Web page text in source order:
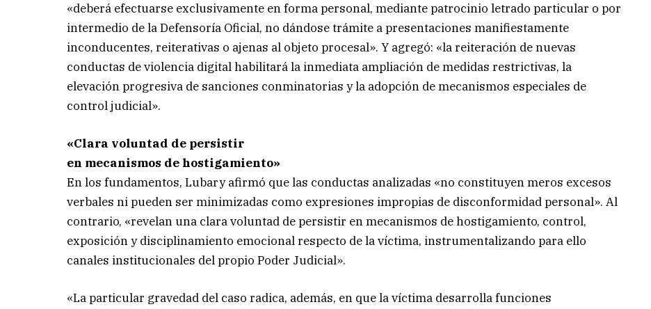
«deberá efectuarse exclusivamente en forma personal, mediante patrocinio letrado particular o por
intermedio de la Defensoría Oficial, no dándose trámite a presentaciones manifiestamente
inconducentes, reiterativas o ajenas al objeto procesal». Y agregó: «la reiteración de nuevas
conductas de violencia digital habilitará la inmediata ampliación de medidas restrictivas, la
elevación progresiva de sanciones conminatorias y la adopción de mecanismos especiales de
control judicial».
«Clara voluntad de persistir
en mecanismos de hostigamiento»
En los fundamentos, Lubary afirmó que las conductas analizadas «no constituyen meros excesos
verbales ni pueden ser minimizadas como expresiones impropias de disconformidad personal». Al
contrario, «revelan una clara voluntad de persistir en mecanismos de hostigamiento, control,
exposición y disciplinamiento emocional respecto de la víctima, instrumentalizando para ello
canales institucionales del propio Poder Judicial».
«La particular gravedad del caso radica, además, en que la víctima desarrolla funciones